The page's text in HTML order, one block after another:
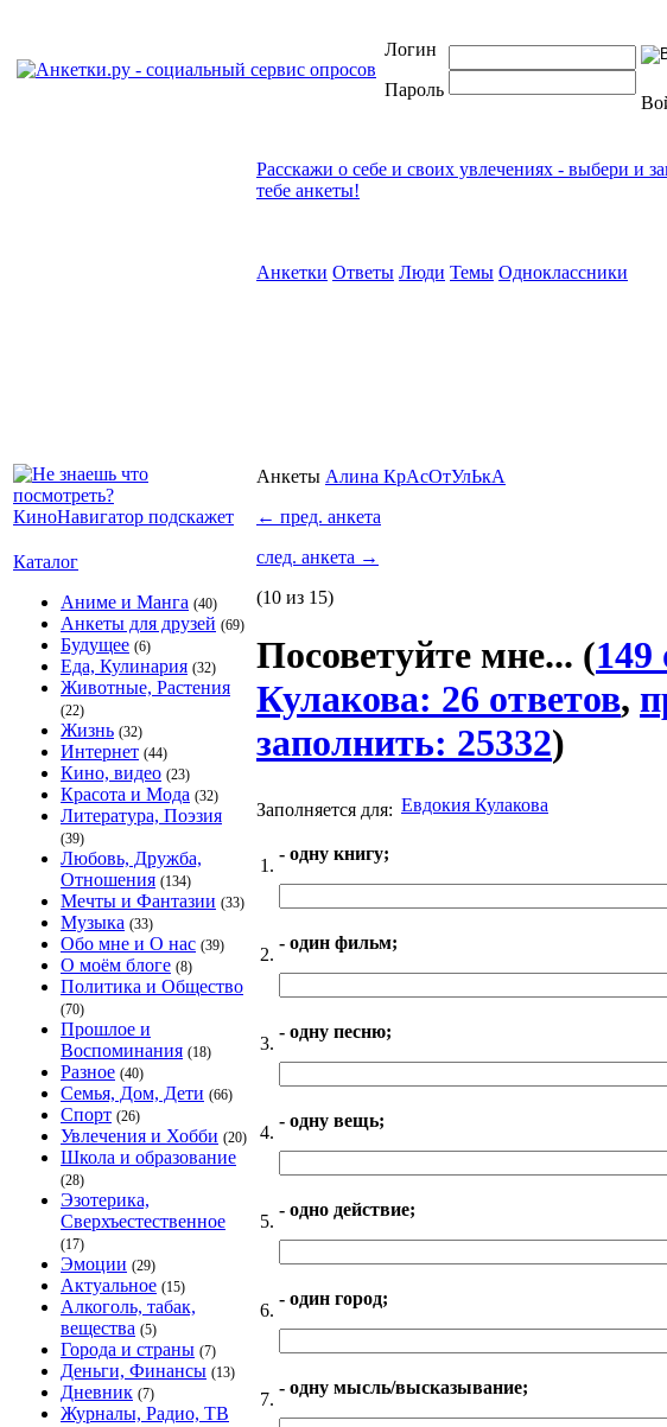
Логин
Пароль
Каталог
Аниме и Манга (40)
Анкеты для друзей (69)
Будущее (6)
Еда, Кулинария (32)
Животные, Растения
(22)
Жизнь (32)
Интернет (44)
Кино, видео (23)
Красота и Мода (32)
Литература, Поэзия
(39)
Любовь, Дружба,
Отношения (134)
Мечты и Фантазии (33)
Музыка (33)
Обо мне и О нас (39)
О моём блоге (8)
Политика и Общество
(70)
Прошлое и
Воспоминания (18)
Разное (40)
Семья, Дом, Дети (66)
Спорт (26)
Увлечения и Хобби (20)
Школа и образование
(28)
Эзотерика,
Сверхъестественное
(17)
Эмоции (29)
Актуальное (15)
Алкоголь, табак,
вещества (5)
Города и страны (7)
Деньги, Финансы (13)
Дневник (7)
Журналы, Радио, ТВ
Расскажи о себе и своих увлечениях - выбери и
тебе анкеты!
Анкетки Ответы Люди Темы Одноклассники
Анкеты Алина КрАсОтУлЬкА
← пред. анкета
след. анкета →
(10 из 15)
Посоветуйте мне... (149
Кулакова: 26 ответов,
заполнить: 25332)
Заполняется для: Евдокия Кулакова
1.
- одну книгу;
2.
- один фильм;
3.
- одну песню;
4.
- одну вещь;
5.
- одно действие;
6.
- один город;
7.
- одну мысль/высказывание;